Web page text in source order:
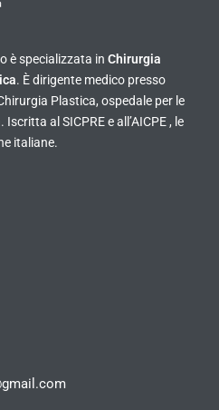
è specializzata in Chirurgia
. È dirigente medico presso
Plastica, ospedale per le
al SICPRE e all’AICPE , le
italiane.